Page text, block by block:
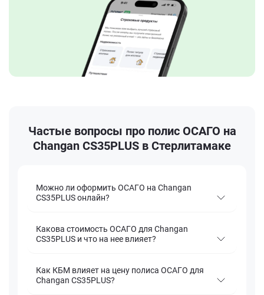
Частые вопросы про полис ОСАГО на
Changan CS35PLUS в Стерлитамаке
Можно ли оформить ОСАГО на Changan
CS35PLUS онлайн?
Какова стоимость ОСАГО для Changan
CS35PLUS и что на нее влияет?
Как КБМ влияет на цену полиса ОСАГО для
Changan CS35PLUS?